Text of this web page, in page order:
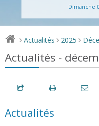
Dimanche
> Actualités > 2025 >
Actualités -
Actualités